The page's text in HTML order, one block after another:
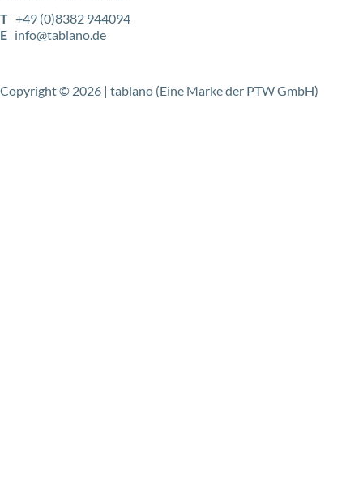
T +49 (0)8382 944094
E info@tablano.de
Copyright © 2026 | tablano (Eine Marke der PTW GmbH)